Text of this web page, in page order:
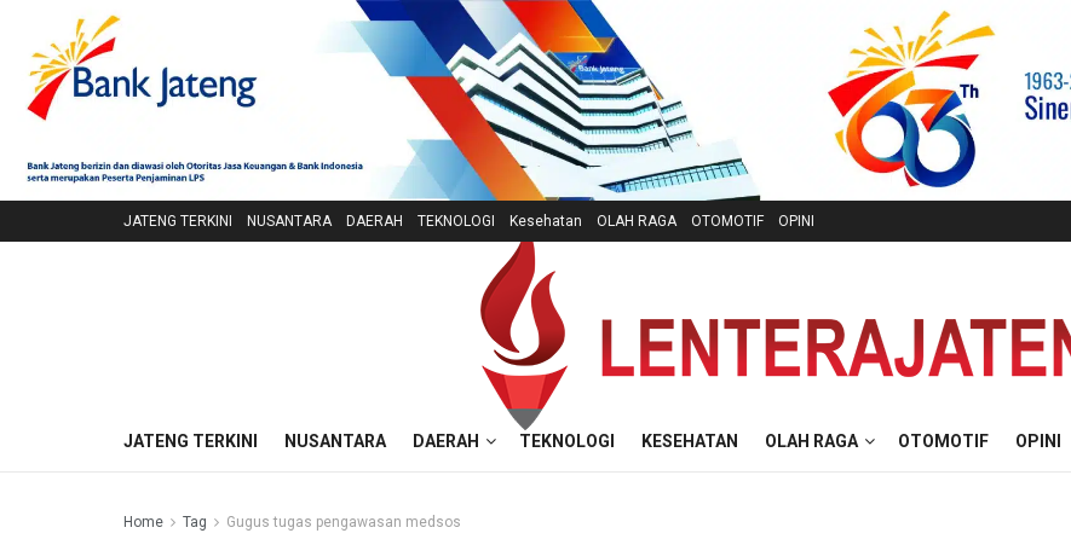
JATENG TERKINI NUSANTARA DAERAH TEKNOLOGI Kesehatan OLAH RAGA OTOMOTIF OPINI
JATENG TERKINI NUSANTARA DAERAH TEKNOLOGI KESEHATAN OLAH RAGA OTOMOTIF OPINI
Home Tag Gugus tugas pengawasan medsos